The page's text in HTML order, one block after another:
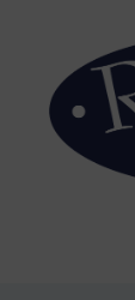
contenuto
principale